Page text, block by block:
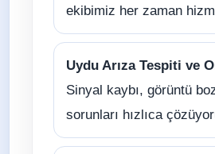
ekibimiz her zaman
Uydu Arıza Tespiti ve
Sinyal kaybı, görüntü
sorunları hızlıca